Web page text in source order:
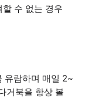
수 없는 경우
유람하며 매일 2~
거북을 항상 볼